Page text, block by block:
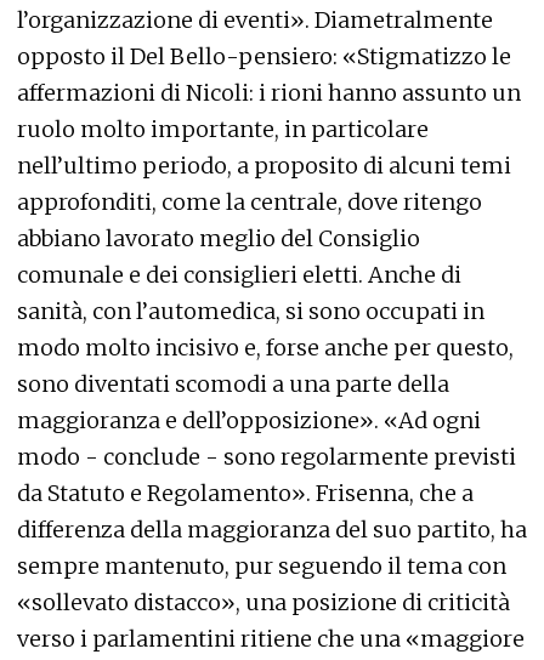
l’organizzazione di eventi». Diametralmente
opposto il Del Bello-pensiero: «Stigmatizzo le
affermazioni di Nicoli: i rioni hanno assunto un
ruolo molto importante, in particolare
nell’ultimo periodo, a proposito di alcuni temi
approfonditi, come la centrale, dove ritengo
abbiano lavorato meglio del Consiglio
comunale e dei consiglieri eletti. Anche di
sanità, con l’automedica, si sono occupati in
modo molto incisivo e, forse anche per questo,
sono diventati scomodi a una parte della
maggioranza e dell’opposizione». «Ad ogni
modo - conclude - sono regolarmente previsti
da Statuto e Regolamento». Frisenna, che a
differenza della maggioranza del suo partito, ha
sempre mantenuto, pur seguendo il tema con
«sollevato distacco», una posizione di criticità
verso i parlamentini ritiene che una «maggiore